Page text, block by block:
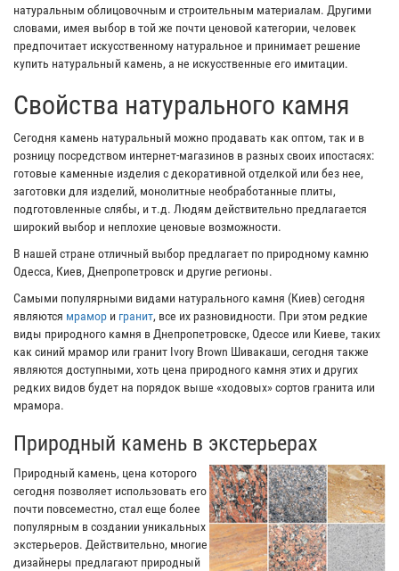
натуральным облицовочным и строительным материалам. Другими
словами, имея выбор в той же почти ценовой категории, человек
предпочитает искусственному натуральное и принимает решение
купить натуральный камень, а не искусственные его имитации.
Свойства натурального камня
Сегодня камень натуральный можно продавать как оптом, так и в
розницу посредством интернет-магазинов в разных своих ипостасях:
готовые каменные изделия с декоративной отделкой или без нее,
заготовки для изделий, монолитные необработанные плиты,
подготовленные слябы, и т.д. Людям действительно предлагается
широкий выбор и неплохие ценовые возможности.
В нашей стране отличный выбор предлагает по природному камню
Одесса, Киев, Днепропетровск и другие регионы.
Самыми популярными видами натурального камня (Киев) сегодня
являются мрамор и гранит, все их разновидности. При этом редкие
виды природного камня в Днепропетровске, Одессе или Киеве, таких
как синий мрамор или гранит Ivory Brown Шивакаши, сегодня также
являются доступными, хоть цена природного камня этих и других
редких видов будет на порядок выше «ходовых» сортов гранита или
мрамора.
Природный камень в экстерьерах
Природный камень, цена которого
сегодня позволяет использовать его
почти повсеместно, стал еще более
популярным в создании уникальных
экстерьеров. Действительно, многие
дизайнеры предлагают природный